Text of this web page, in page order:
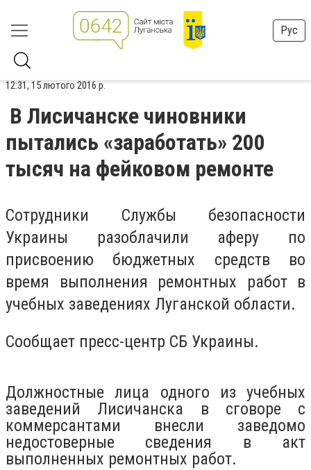
Рус
12:31, 15 лютого 2016 р.
В Лисичанске чиновники
пытались «заработать» 200
тысяч на фейковом ремонте
Сотрудники Службы безопасности
Украины разоблачили аферу по
присвоению бюджетных средств во
время выполнения ремонтных работ в
учебных заведениях Луганской области.
Сообщает пресс-центр СБ Украины.
Должностные лица одного из учебных
заведений Лисичанска в сговоре с
коммерсантами внесли заведомо
недостоверные сведения в акт
выполненных ремонтных работ.